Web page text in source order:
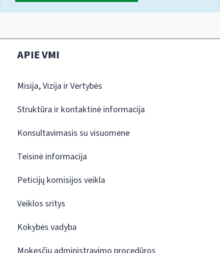
APIE VMI
Misija, Vizija ir Vertybės
Struktūra ir kontaktinė informacija
Konsultavimasis su visuomene
Teisinė informacija
Peticijų komisijos veikla
Veiklos sritys
Kokybės vadyba